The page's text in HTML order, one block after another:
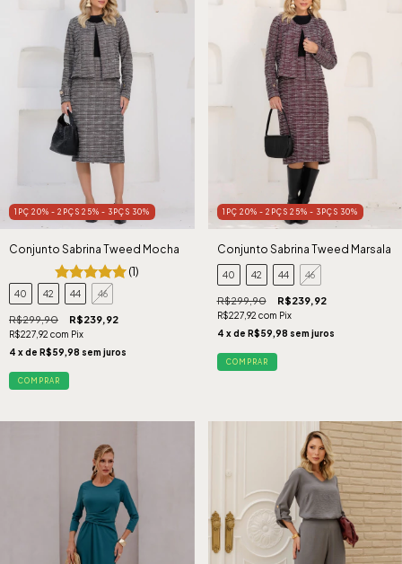
1PÇ 20% - 2PÇS 25% - 3PÇS 30%
Conjunto Sabrina Tweed Mocha
(1)
40 42 44 46
R$299,90 R$239,92
R$227,92 com Pix
4 x de R$59,98 sem juros
COMPRAR
1PÇ 20% - 2PÇS 25% - 3PÇS 30%
Conjunto Sabrina Tweed Marsala
40 42 44 46
R$299,90 R$239,92
R$227,92 com Pix
4 x de R$59,98 sem juros
COMPRAR